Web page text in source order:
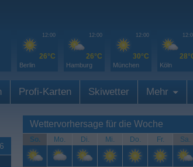
12:00
26°C
Berlin
12:00
26°C
Hamburg
12:00
30°C
München Köln
Profi-Karten Skiwetter Mehr
Wettervorhersage für die Woche
So. Mo. Di. Mi. Do. Fr. Sa.